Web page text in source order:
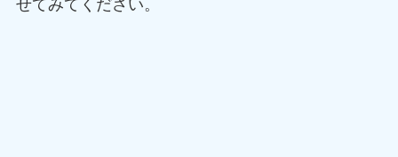
せてみてください。